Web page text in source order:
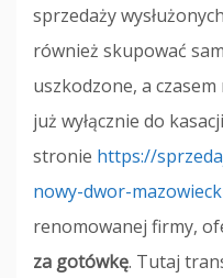
sprzedaży
również skupować
uszkodzone, a
już wyłącznie do
stronie https://
nowy-dwor-
renomowanej firmy,
za gotówkę. Tutaj